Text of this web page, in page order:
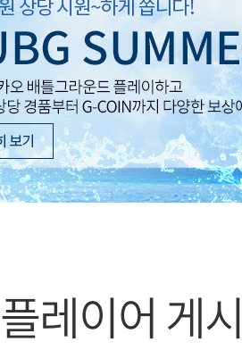
아키에이지 워
아레스 : 라이즈 오브 가디언즈
모바일게임
우마무스메 프리티 더비
SMiniz
프렌즈팝콘
프렌즈타운
이벤
업데
대회
플레이어 게